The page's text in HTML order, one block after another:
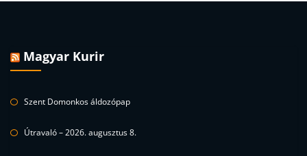
Magyar Kurir
Szent Domonkos áldozópap
Útravaló – 2026. augusztus 8.